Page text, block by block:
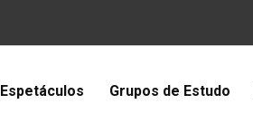
Espetáculos Grupos de Estudo